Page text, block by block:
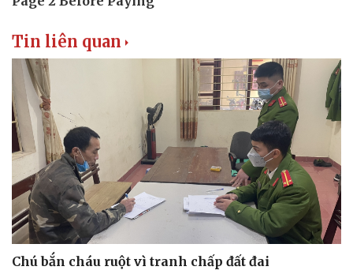
Thể thao
Bóng đá
Lịch thi đấu bóng đá
Thế giới thể thao
eSports
Ô tô - Xe máy
Ô tô
Xe máy
Tư vấn
Tin liên quan
Chú bắn cháu ruột vì tranh chấp đất đai